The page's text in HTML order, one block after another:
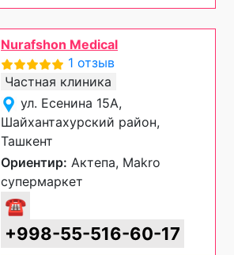
Nurafshon Medical
1 отзыв
Частная клиника
ул. Есенина 15А,
Шайхантахурский район,
Ташкент
Ориентир: Актепа, Makro
супермаркет
☎
+998-55-516-60-17